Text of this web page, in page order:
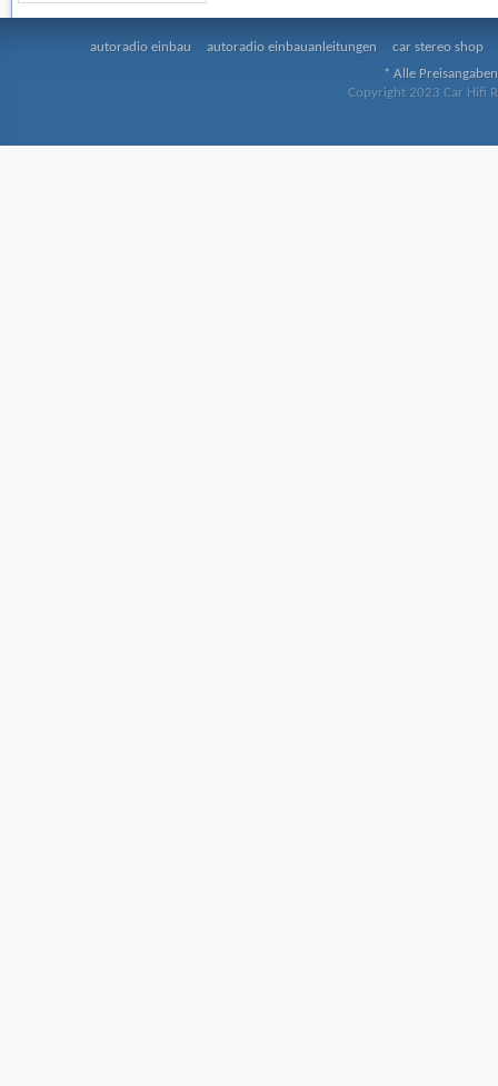
autoradio einbau autoradio einbauanleitungen
car stereo shop
* Alle
Copyright 2023 Car Hifi